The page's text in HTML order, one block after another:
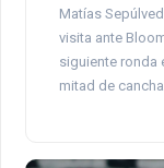
Matías
visita ante
siguiente ronda
mitad de